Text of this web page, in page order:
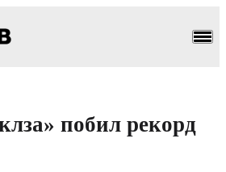
побил рекорд